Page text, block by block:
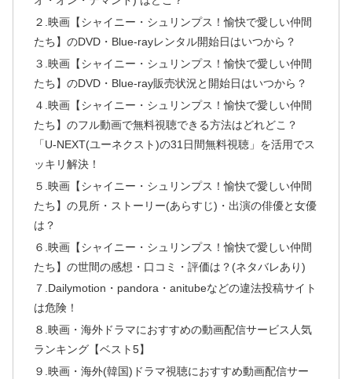
２.映画【シャイニー・シュリンプス！愉快で愛しい仲間
たち】のDVD・Blue-rayレンタル開始日はいつから？
３.映画【シャイニー・シュリンプス！愉快で愛しい仲間
たち】のDVD・Blue-ray販売状況と開始日はいつから？
４.映画【シャイニー・シュリンプス！愉快で愛しい仲間
たち】のフル動画で無料視聴できる方法はどれどこ？
「U-NEXT(ユーネクスト)の31日間無料視聴」を活用でス
ッキリ解決！
５.映画【シャイニー・シュリンプス！愉快で愛しい仲間
たち】の見所・ストーリー(あらすじ)・出演の俳優と女優
は？
６.映画【シャイニー・シュリンプス！愉快で愛しい仲間
たち】の世間の感想・口コミ・評価は？(ネタバレあり)
７.Dailymotion・pandora・anitubeなどの違法投稿サイト
は危険！
８.映画・海外ドラマにおすすめの動画配信サービス人気
ランキング【ベスト5】
９.映画・海外(韓国)ドラマ視聴におすすめ動画配信サー